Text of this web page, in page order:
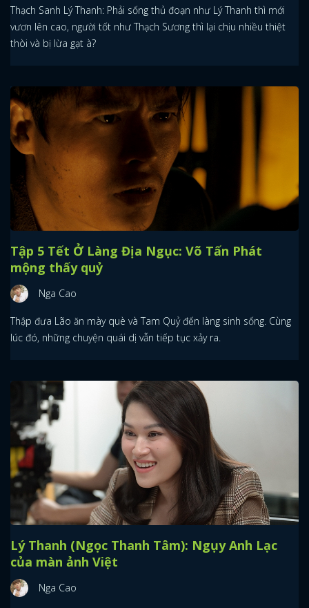
Thạch Sanh Lý Thanh: Phải sống thủ đoạn như Lý Thanh thì mới
vươn lên cao, người tốt như Thạch Sương thì lại chịu nhiều thiệt
thòi và bị lừa gạt à?
Tập 5 Tết Ở Làng Địa Ngục: Võ Tấn Phát
mộng thấy quỷ
Nga Cao
Thập đưa Lão ăn mày què và Tam Quỷ đến làng sinh sống. Cùng
lúc đó, những chuyện quái dị vẫn tiếp tục xảy ra.
Lý Thanh (Ngọc Thanh Tâm): Ngụy Anh Lạc
của màn ảnh Việt
Nga Cao